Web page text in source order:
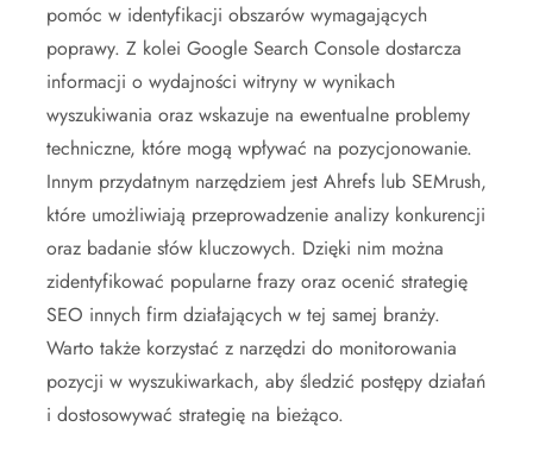
pomóc w identyfikacji obszarów wymagających
poprawy. Z kolei Google Search Console dostarcza
informacji o wydajności witryny w wynikach
wyszukiwania oraz wskazuje na ewentualne problemy
techniczne, które mogą wpływać na pozycjonowanie.
Innym przydatnym narzędziem jest Ahrefs lub SEMrush,
które umożliwiają przeprowadzenie analizy konkurencji
oraz badanie słów kluczowych. Dzięki nim można
zidentyfikować popularne frazy oraz ocenić strategię
SEO innych firm działających w tej samej branży.
Warto także korzystać z narzędzi do monitorowania
pozycji w wyszukiwarkach, aby śledzić postępy działań
i dostosowywać strategię na bieżąco.